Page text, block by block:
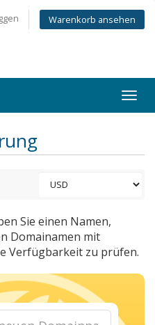
Warenkorb ansehen
Sie einen Namen,
Domainamen mit
Verfügbarkeit zu prüfen.